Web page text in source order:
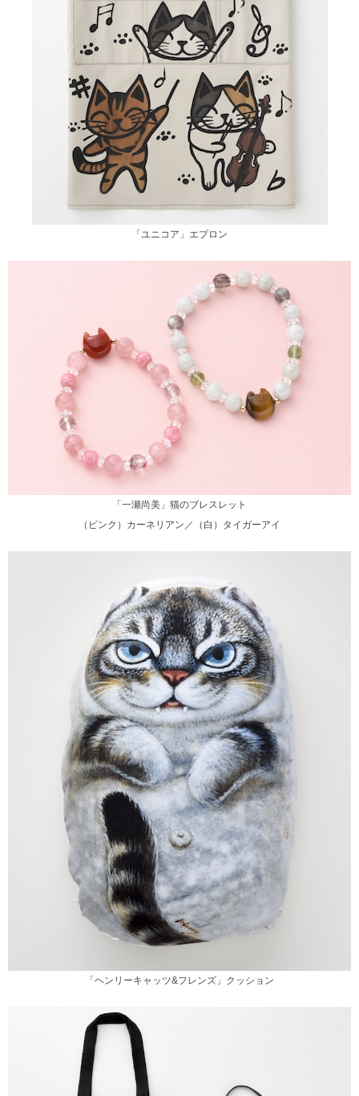
「ユニコア」エプロン
「一瀬尚美」猫のブレスレット
（ピンク）カーネリアン／（白）タイガーアイ
「ヘンリーキャッツ&フレンズ」クッション